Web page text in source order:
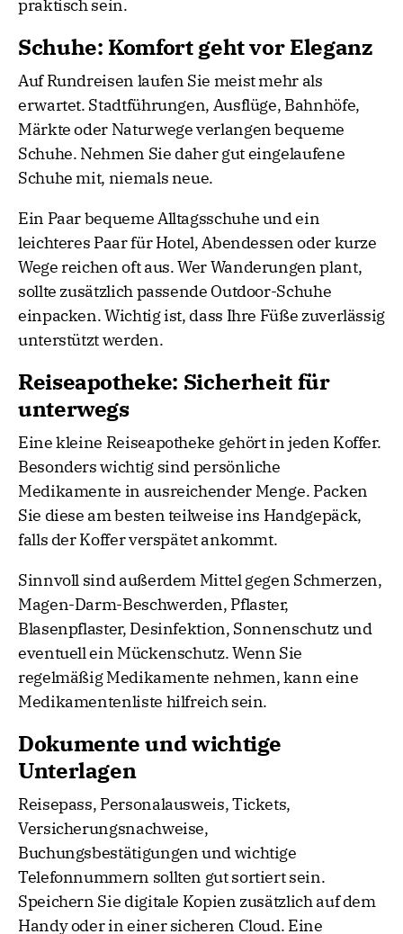
praktisch sein.
Schuhe: Komfort geht vor Eleganz
Auf Rundreisen laufen Sie meist mehr als
erwartet. Stadtführungen, Ausflüge, Bahnhöfe,
Märkte oder Naturwege verlangen bequeme
Schuhe. Nehmen Sie daher gut eingelaufene
Schuhe mit, niemals neue.
Ein Paar bequeme Alltagsschuhe und ein
leichteres Paar für Hotel, Abendessen oder kurze
Wege reichen oft aus. Wer Wanderungen plant,
sollte zusätzlich passende Outdoor-Schuhe
einpacken. Wichtig ist, dass Ihre Füße zuverlässig
unterstützt werden.
Reiseapotheke: Sicherheit für
unterwegs
Eine kleine Reiseapotheke gehört in jeden Koffer.
Besonders wichtig sind persönliche
Medikamente in ausreichender Menge. Packen
Sie diese am besten teilweise ins Handgepäck,
falls der Koffer verspätet ankommt.
Sinnvoll sind außerdem Mittel gegen Schmerzen,
Magen-Darm-Beschwerden, Pflaster,
Blasenpflaster, Desinfektion, Sonnenschutz und
eventuell ein Mückenschutz. Wenn Sie
regelmäßig Medikamente nehmen, kann eine
Medikamentenliste hilfreich sein.
Dokumente und wichtige
Unterlagen
Reisepass, Personalausweis, Tickets,
Versicherungsnachweise,
Buchungsbestätigungen und wichtige
Telefonnummern sollten gut sortiert sein.
Speichern Sie digitale Kopien zusätzlich auf dem
Handy oder in einer sicheren Cloud. Eine